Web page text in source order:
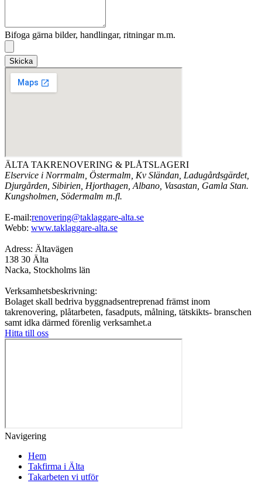
Bifoga gärna bilder, handlingar, ritningar m.m.
Skicka
ÄLTA TAKRENOVERING & PLÅTSLAGERI
Elservice i Norrmalm, Östermalm, Kv Sländan, Ladugårdsgärdet,
Djurgården, Sibirien, Hjorthagen, Albano, Vasastan, Gamla Stan.
Kungsholmen, Södermalm m.fl.
E-mail:renovering@taklaggare-alta.se
Webb: www.taklaggare-alta.se
Adress: Ältavägen
138 30 Älta
Nacka, Stockholms län
Verksamhetsbeskrivning:
Bolaget skall bedriva byggnadsentreprenad främst inom
takrenovering, plåtarbeten, fasadputs, målning, tätskikts- branschen
samt idka därmed förenlig verksamhet.a
Hitta till oss
Navigering
Hem
Takfirma i Älta
Takarbeten vi utför